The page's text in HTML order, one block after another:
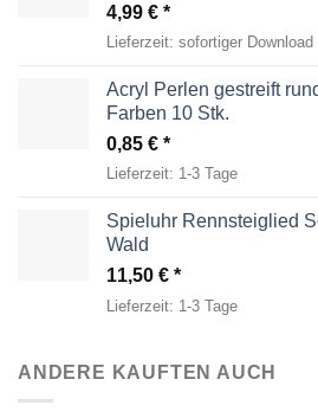
4,99 €
Lieferzeit: sofortiger Download
Acryl Perlen gestreift
Farben 10 Stk.
0,85 €
Lieferzeit: 1-3 Tage
Spieluhr Rennsteiglied
Wald
11,50 €
Lieferzeit: 1-3 Tage
ANDERE KAUFTEN AUCH